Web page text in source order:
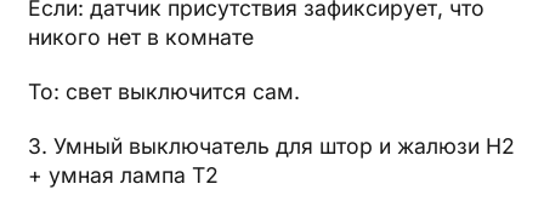
Если: датчик присутствия зафиксирует, что
никого нет в комнате
То: свет выключится сам.
3. Умный выключатель для штор и жалюзи H2
+ умная лампа T2